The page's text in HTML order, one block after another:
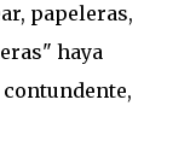
papeleras,
haya